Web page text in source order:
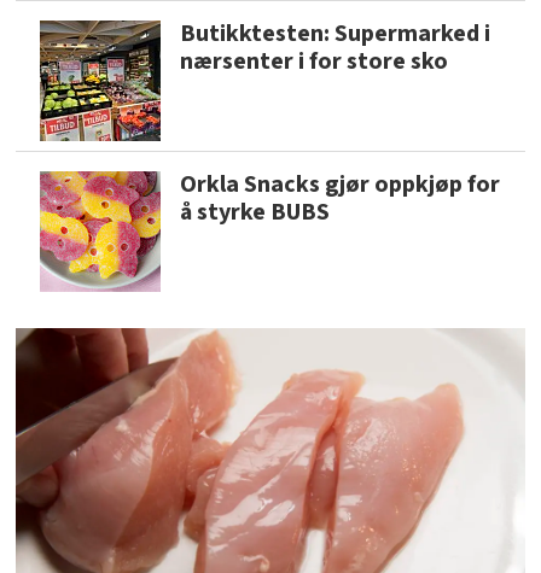
Butikktesten: Supermarked i
nærsenter i for store sko
Orkla Snacks gjør oppkjøp for
å styrke BUBS